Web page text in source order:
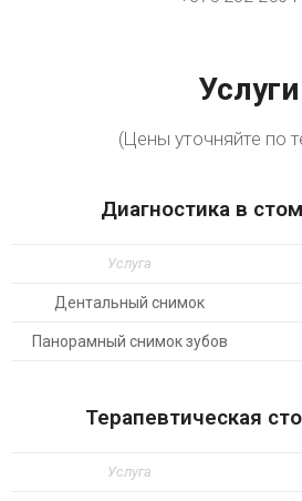
Услуги
(Цены уточняйте по
Диагностика в
Услуга
Дентальный снимок
Панорамный снимок зубов
Терапевтическая
Услуга